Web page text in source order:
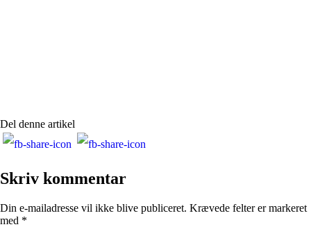
Del denne artikel
Skriv kommentar
Din e-mailadresse vil ikke blive publiceret. Krævede felter er markeret
med *